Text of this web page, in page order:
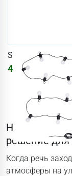
SVARTRÅ
4673
Наружное
решение для
Когда речь
атмосферы на